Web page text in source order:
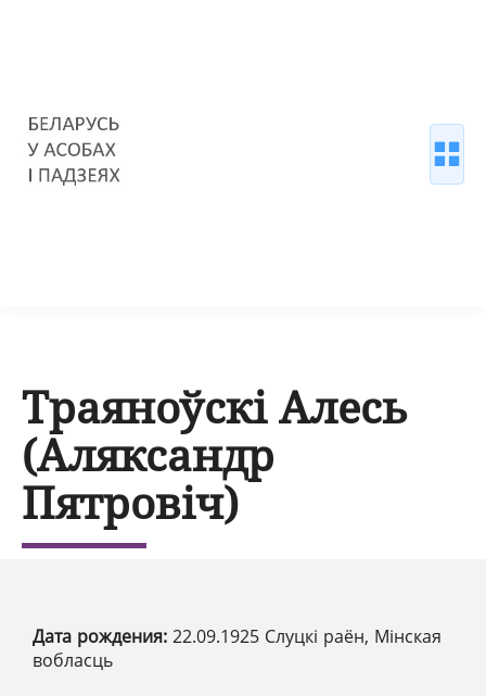
Траяноўскі Алесь
(Аляксандр
Пятровіч)
Дата рождения: 22.09.1925 Слуцкі раён, Мінская
вобласць